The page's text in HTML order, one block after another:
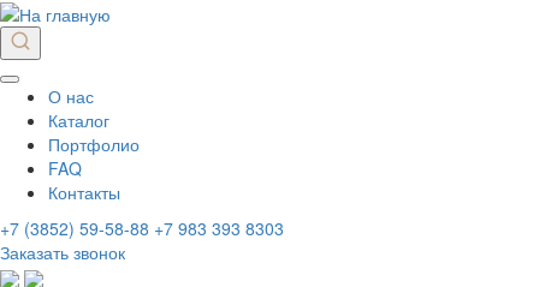
О нас
Каталог
Портфолио
FAQ
Контакты
+7 (3852) 59-58-88 +7 983 393 8303
Заказать звонок